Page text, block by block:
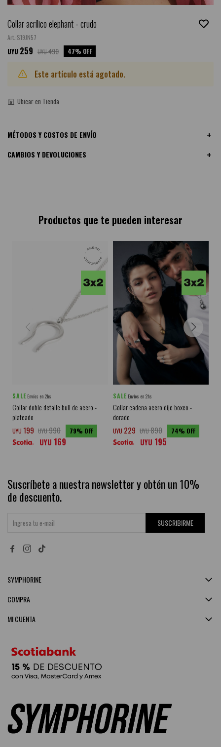
Collar acrílico elephant - crudo
S19JN57
UYU 259 UYU490 47
Este artículo está agotado.
Ubicar en Tienda
MÉTODOS Y COSTOS DE ENVÍO
CAMBIOS Y DEVOLUCIONES
Productos que te pueden interesar
SALE Envíos en 2hs
Collar doble detalle bull de acero -
plateado
UYU 199 UYU990 79
UYU 169
SALE Envíos en 2hs
Collar cadena acero dije boxeo -
dorado
UYU 229 UYU890 74
UYU 195
Suscríbete a nuestra newsletter y obtén un 10%
de descuento.
SUSCRIBIRME
 
SYMPHORINE
MI CUENTA
COMPRA